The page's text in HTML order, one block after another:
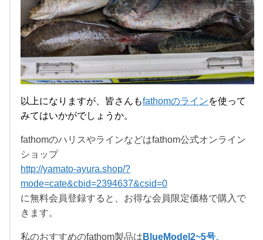
以上になりますが、皆さんもfathomのラインを使って
みてはいかがでしょうか。
fathomのハリスやラインなどはfathom公式オンライン
ショップ
http://yamato-ayura.shop/?
mode=cate&cbid=2394637&csid=0
に無料会員登録すると、お得な会員限定価格で購入で
きます。
私のおすすめのfathom製品は BlueModel2~5号、